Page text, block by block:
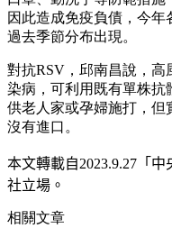
因此造成免疫負債，今
過去季節分布出現。
對抗RSV，邱南昌說，
染病，可利用既有單株抗
供老人家或孕婦施打，但
沒有進口。
本文轉載自2023.9.27 「中
社立場。
相關文章